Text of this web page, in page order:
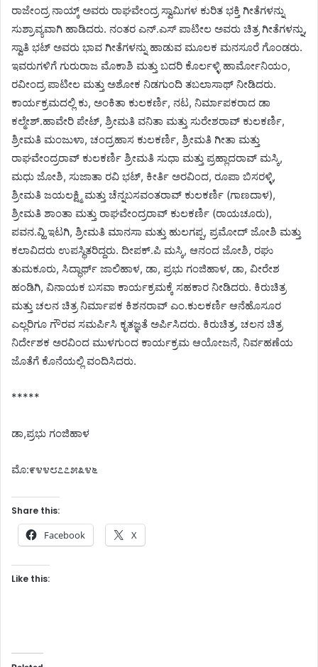
ರಾಜೇಂದ್ರ ನಾಯ್ಕ್ ಅವರು ರಾಘವೇಂದ್ರ ಸ್ವಾಮಿಗಳ ಕುರಿತ ಭಕ್ತಿ ಗೀತೆಗಳನ್ನು
ಸುಶ್ರಾವ್ಯವಾಗಿ ಹಾಡಿದರು. ನಂತರ ಎನ್.ಎಸ್ ಪಾಟೀಲ ಅವರು ಚಿತ್ರ ಗೀತೆಗಳನ್ನು,
ಸ್ವಾತಿ ಭಟ್ ಅವರು ಭಾವ ಗೀತೆಗಳನ್ನು ಹಾಡುವ ಮೂಲಕ ಮನಸೂರೆ ಗೊಂಡರು.
ಇವರುಗಳಿಗೆ ಗುರುರಾಜ ಮೊಕಾಶಿ ಮತ್ತು ಬದರಿ ಕೊರ್ಲಳ್ಳಿ ಹಾರ್ಮೋನಿಯಂ,
ರವೀಂದ್ರ ಪಾಟೀಲ ಮತ್ತು ಅಶೋಕ ನಿಡಗುಂದಿ ತಬಲಾಸಾಥ್ ನೀಡಿದರು.
ಕಾರ್ಯಕ್ರಮದಲ್ಲಿ ಕು, ಅಂಕಿತಾ ಕುಲಕರ್ಣಿ, ನಟ, ನಿರ್ಮಾಪಕರಾದ ಡಾ
ಕಲ್ಮೇಶ್.ಹಾವೇರಿ ಪೇಟ್, ಶ್ರೀಮತಿ ವನಿತಾ ಮತ್ತು ಸುರೇಶರಾವ್ ಕುಲಕರ್ಣಿ,
ಶ್ರೀಮತಿ ಮಂಜುಳಾ, ಚಂದ್ರಹಾಸ ಕುಲಕರ್ಣಿ, ಶ್ರೀಮತಿ ಗೀತಾ ಮತ್ತು
ರಾಘವೇಂದ್ರರಾವ್ ಕುಲಕರ್ಣಿ ಶ್ರೀಮತಿ ಸುಧಾ ಮತ್ತು ಪ್ರಹ್ಲಾದರಾವ್ ಮಸ್ಕಿ,
ಮಧು ಜೋಶಿ, ಸುಜಾತಾ ರವಿ ಭಟ್, ಕೀರ್ತಿ ಅರವಿಂದ, ರೂಪಾ ಬಿಸರಳ್ಳಿ,
ಶ್ರೀಮತಿ ಜಯಲಕ್ಷ್ಮಿ ಮತ್ತು ಚೆನ್ನಬಸವಂತರಾವ್ ಕುಲಕರ್ಣಿ (ಗಾಣದಾಳ),
ಶ್ರೀಮತಿ ಶಾಂತಾ ಮತ್ತು ರಾಘವೇಂದ್ರರಾವ್ ಕುಲಕರ್ಣಿ (ರಾಯಚೂರು),
ಪವನ.ವ್ಹಿ ಇಟಗಿ, ಶ್ರೀಮತಿ ಮಾನಸಾ ಮತ್ತು ಹುಲಗಪ್ಪ, ಪ್ರಮೋದ್ ಜೋಶಿ ಮತ್ತು
ಕಲಾವಿದರು ಉಪಸ್ಥಿತರಿದ್ದರು. ದೀಪಕ್.ಪಿ ಮಸ್ಕಿ, ಆನಂದ ಜೋಶಿ, ರಘು
ತುಮಕೂರು, ಸಿದ್ಧಾರ್ಥ್ ಜಾಲಿಹಾಳ, ಡಾ, ಪ್ರಭು ಗಂಜಿಹಾಳ, ಡಾ, ವೀರೇಶ
ಹಂಡಿಗಿ, ವಿನಾಯಕ ಬಸವಾ ಕಾರ್ಯಕ್ರಮಕ್ಕೆ ಸಹಕಾರ ನೀಡಿದರು. ಕಿರುಚಿತ್ರ
ಮತ್ತು ಚಲನ ಚಿತ್ರ ನಿರ್ಮಾಪಕ ಕಿಶನರಾವ್ ಎಂ.ಕುಲಕರ್ಣಿ ಆನೆಹೊಸೂರ
ಎಲ್ಲರಿಗೂ ಗೌರವ ಸಮರ್ಪಿಸಿ ಕೃತಜ್ಞತೆ ಅರ್ಪಿಸಿದರು. ಕಿರುಚಿತ್ರ, ಚಲನ ಚಿತ್ರ
ನಿರ್ದೇಶಕ ಅರವಿಂದ ಮುಳಗುಂದ ಕಾರ್ಯಕ್ರಮ ಆಯೋಜನೆ, ನಿರ್ವಹಣೆಯ
ಜೊತೆಗೆ ಕೊನೆಯಲ್ಲಿ ವಂದಿಸಿದರು.
*****
ಡಾ,ಪ್ರಭು ಗಂಜಿಹಾಳ
ಮೊ:೯೪೪೮೭೭೫೩೪೬
Share this:
Facebook X
Like this: